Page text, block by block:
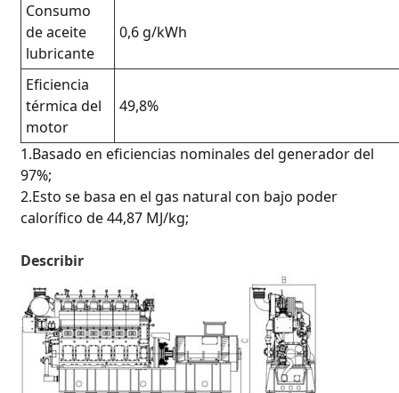
Consumo
de aceite
lubricante
0,6 g/kWh
Eficiencia
térmica del
motor
49,8%
1.Basado en eficiencias nominales del generador del
97%;
2.Esto se basa en el gas natural con bajo poder
calorífico de 44,87 MJ/kg;
Describir